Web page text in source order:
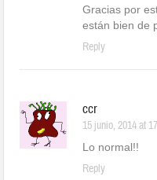
12 junio, 2014 at
Gracias por
están bien de
ccr
15 junio, 2014 at
Lo normal!!